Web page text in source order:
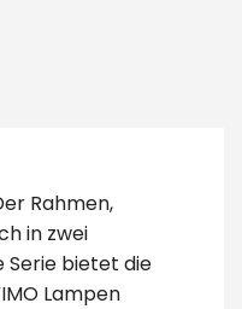
Rahmen,
in zwei
Serie bietet die
Lampen